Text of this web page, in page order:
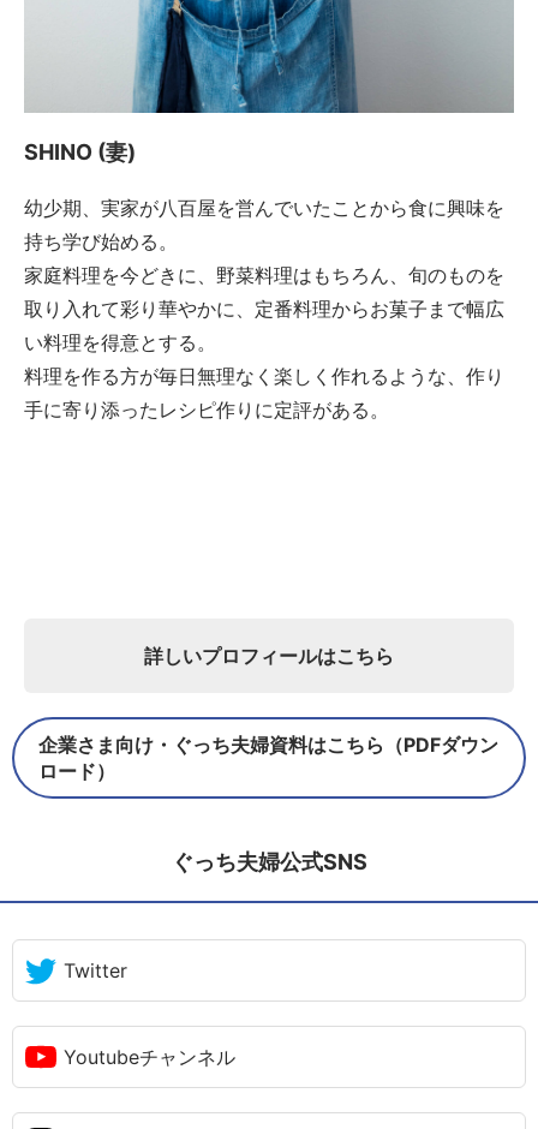
SHINO (妻)
幼少期、実家が八百屋を営んでいたことから食に興味を
持ち学び始める。
家庭料理を今どきに、野菜料理はもちろん、旬のものを
取り入れて彩り華やかに、定番料理からお菓子まで幅広
い料理を得意とする。
料理を作る方が毎日無理なく楽しく作れるような、作り
手に寄り添ったレシピ作りに定評がある。
詳しいプロフィールはこちら
企業さま向け・ぐっち夫婦資料はこちら（PDFダウン
ロード）
ぐっち夫婦公式SNS
Twitter
Youtubeチャンネル